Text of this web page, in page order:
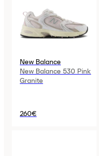
New Balance
New Balance 530 Pink
Granite
260€